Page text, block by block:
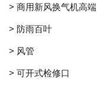
> 商用新风换气机高端
> 防雨百叶
> 风管
> 可开式检修口